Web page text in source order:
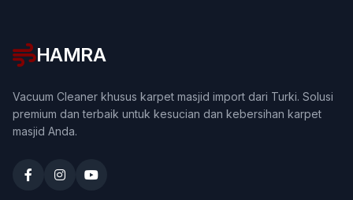
HAMRA
Vacuum Cleaner khusus karpet masjid import dari Turki. Solusi
premium dan terbaik untuk kesucian dan kebersihan karpet
masjid Anda.